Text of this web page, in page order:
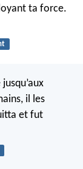
ta force.
il les
et fut